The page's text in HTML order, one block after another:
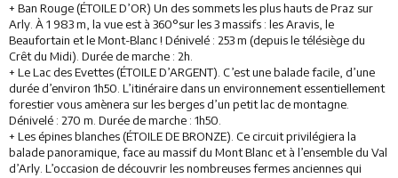
+ Ban Rouge (ÉTOILE D’OR) Un des sommets les plus hauts de Praz sur
Arly. À 1 983 m, la vue est à 360°sur les 3 massifs : les Aravis, le
Beaufortain et le Mont-Blanc ! Dénivelé : 253 m (depuis le télésiège du
Crêt du Midi). Durée de marche : 2h.
+ Le Lac des Evettes (ÉTOILE D’ARGENT). C’est une balade facile, d’une
durée d’environ 1h50. L’itinéraire dans un environnement essentiellement
forestier vous amènera sur les berges d’un petit lac de montagne.
Dénivelé : 270 m. Durée de marche : 1h50.
+ Les épines blanches (ÉTOILE DE BRONZE). Ce circuit privilégiera la
balade panoramique, face au massif du Mont Blanc et à l’ensemble du Val
d’Arly. L’occasion de découvrir les nombreuses fermes anciennes qui